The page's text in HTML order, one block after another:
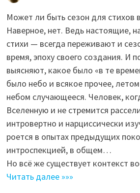
Может ли быть сезон для стихов
Наверное, нет. Ведь настоящие,
стихи — всегда переживают и
время, эпоху своего создания. И
выясняют, какое было «в те
было небо и всякое прочее,
небом случающееся. Человек,
Вселенную и не стремится
интровертно и нарциссически
роется в опытах предыдущих
интроспекцией, в общем…
Но всё же существует контекст
Читать далее »»»